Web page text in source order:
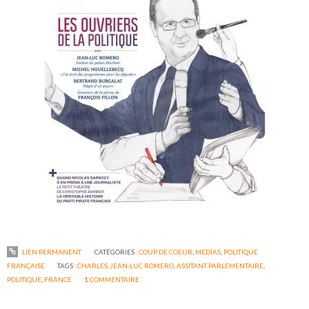
LIEN PERMANENT CATÉGORIES :COUP DE COEUR MEDIAS, POLITIQUE
FRANÇAISE
TAGS :CHARLES JEAN-LUC ROMERO ,ASSITANT PARLEMENTAIRE
POLITIQUE FRANCE 1 COMMENTAIRE